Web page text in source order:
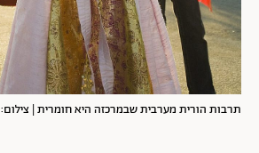
תרבות הורית מערבית שבמרכזה היא חומרית | צילום: Gettyimages